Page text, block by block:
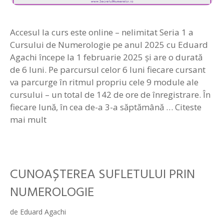
Accesul la curs este online – nelimitat Seria 1 a
Cursului de Numerologie pe anul 2025 cu Eduard
Agachi începe la 1 februarie 2025 și are o durată
de 6 luni. Pe parcursul celor 6 luni fiecare cursant
va parcurge în ritmul propriu cele 9 module ale
cursului – un total de 142 de ore de înregistrare. În
fiecare lună, în cea de-a 3-a săptămână … Citeste
mai mult
CUNOAȘTEREA SUFLETULUI PRIN
NUMEROLOGIE
de Eduard Agachi